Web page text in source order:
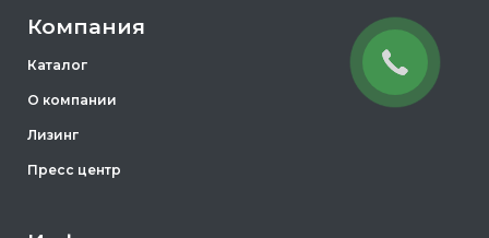
Компания
Каталог
О компании
Лизинг
Пресс центр